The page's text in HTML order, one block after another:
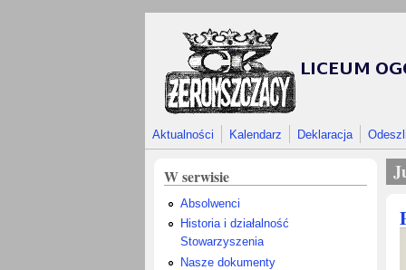
Aktualności Kalendarz Deklaracja
W serwisie
Absolwenci
Historia i działalność
Stowarzyszenia
Nasze dokumenty